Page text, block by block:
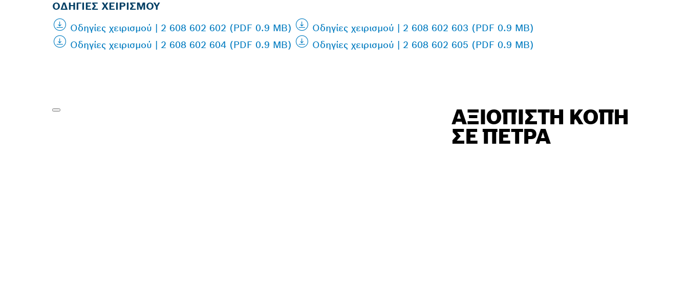
ΟΔΗΓΊΕΣ ΧΕΙΡΙΣΜΟΎ
Οδηγίες χειρισμού | 2 608 602 602 (PDF 0.9 MB)
Οδηγίες χειρισμού | 2 608 602 603 (PDF 0.9 MB)
Οδηγίες χειρισμού | 2 608 602 604 (PDF 0.9 MB)
Οδηγίες χειρισμού | 2 608 602 605 (PDF 0.9 MB)
ΑΞΙΌΠΙΣΤΗ ΚΟΠΉ
ΣΕ ΠΈΤΡΑ